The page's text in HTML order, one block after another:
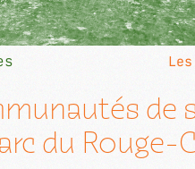
de
du Rouge-